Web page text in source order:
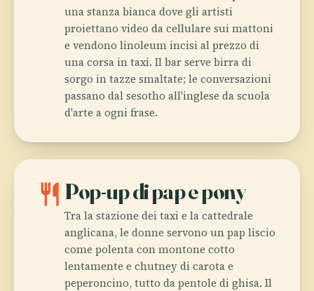
una stanza bianca dove gli artisti
proiettano video da cellulare sui mattoni
e vendono linoleum incisi al prezzo di
una corsa in taxi. Il bar serve birra di
sorgo in tazze smaltate; le conversazioni
passano dal sesotho all'inglese da scuola
d'arte a ogni frase.
restaurant Pop-up di pap e pony
Tra la stazione dei taxi e la cattedrale
anglicana, le donne servono un pap liscio
come polenta con montone cotto
lentamente e chutney di carota e
peperoncino, tutto da pentole di ghisa. Il